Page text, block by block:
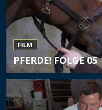
FILM
PFERDE! FOLGE 05